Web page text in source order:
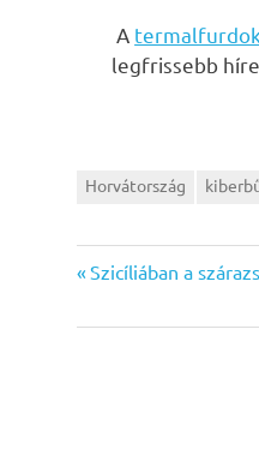
A
legfrissebb
Horvátország
Bejegyzés
navigáció
Previous
Szicíliában a